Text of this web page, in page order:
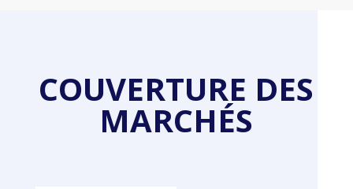
COUVERTURE DES
MARCHÉS